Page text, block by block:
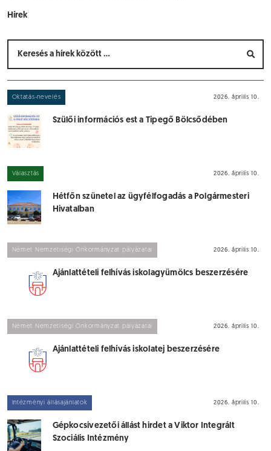
Hírek
Oktatás-nevelés 2026. április 10.
Szülői információs est a Tipegő Bölcsődében
Választás 2026. április 10.
Hétfőn szünetel az ügyfélfogadás a Polgármesteri
Hivatalban
Német Nemzetiségi Önkormányzat pályázatai 2026. április 10.
Ajánlattételi felhívás iskolagyümölcs beszerzésére
Német Nemzetiségi Önkormányzat pályázatai 2026. április 10.
Ajánlattételi felhívás iskolatej beszerzésére
Intézményi állásajánlatok 2026. április 10.
Gépkocsivezetői állást hirdet a Viktor Integrált
Szociális Intézmény